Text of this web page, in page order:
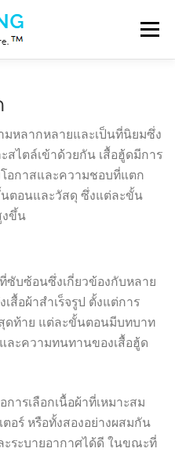
Menu
มหลากหลายและเป็นที่นิยมซึ่ง
ไตล์เข้าด้วยกัน เสื้อฮู้ดมีการ
อกาสและความชอบที่แตก
ตอนและวัสดุ ซึ่งแต่ละขั้น
ขึ้น
ซับซ้อนซึ่งเกี่ยวข้องกับหลาย
สื้อผ้าสำเร็จรูป ตั้งแต่การ
ท้าย แต่ละขั้นตอนมีบทบาท
ะความทนทานของเสื้อฮู้ด
ารเลือกเนื้อผ้าที่เหมาะสม
อร์ หรือทั้งสองอย่างผสมกัน
ระบายอากาศได้ดี ในขณะที่